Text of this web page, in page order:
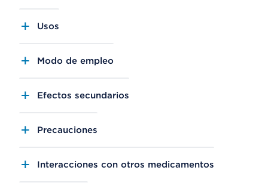
Usos
Modo de empleo
Efectos secundarios
Precauciones
Interacciones con otros medicamentos